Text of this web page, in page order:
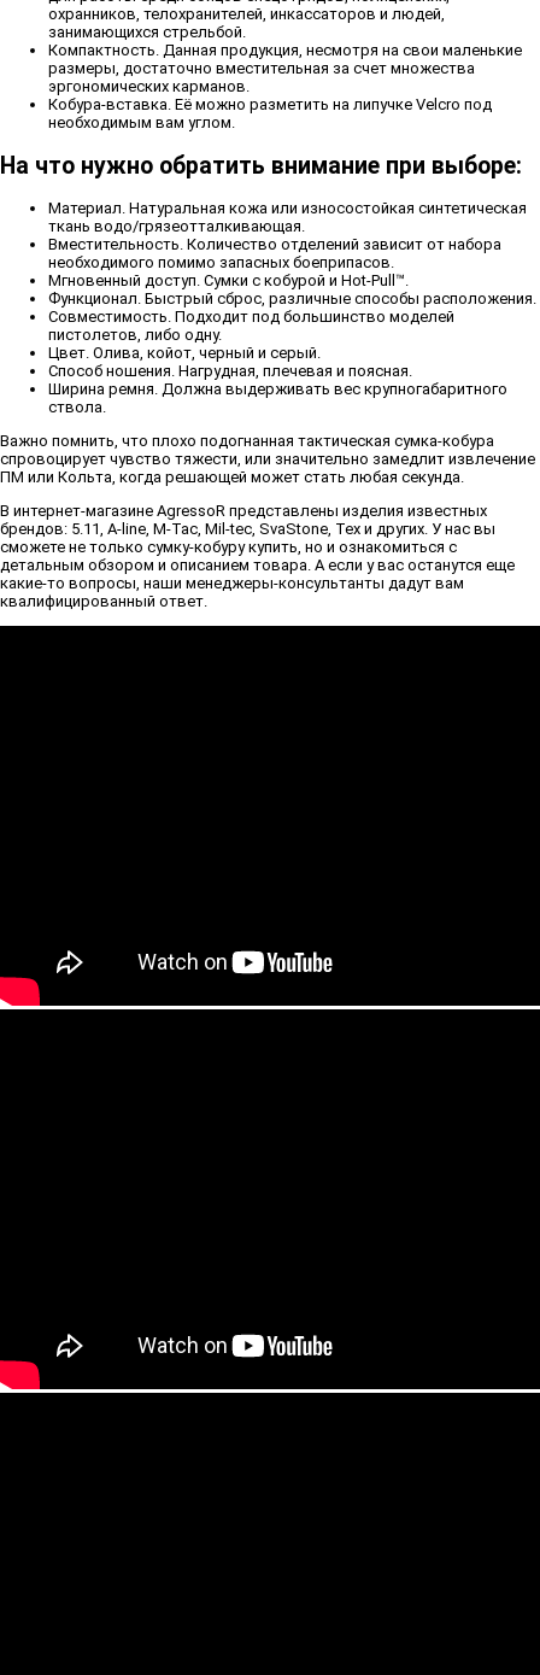
охранников, телохранителей, инкассаторов и людей,
занимающихся стрельбой.
Компактность. Данная продукция, несмотря на свои маленькие
размеры, достаточно вместительная за счет множества
эргономических карманов.
Кобура-вставка. Её можно разметить на липучке Velcro под
необходимым вам углом.
На что нужно обратить внимание при выборе:
Материал. Натуральная кожа или износостойкая синтетическая
ткань водо/грязеотталкивающая.
Вместительность. Количество отделений зависит от набора
необходимого помимо запасных боеприпасов.
Мгновенный доступ. Сумки с кобурой и Hot-Pull™.
Функционал. Быстрый сброс, различные способы расположения.
Совместимость. Подходит под большинство моделей
пистолетов, либо одну.
Цвет. Олива, койот, черный и серый.
Способ ношения. Нагрудная, плечевая и поясная.
Ширина ремня. Должна выдерживать вес крупногабаритного
ствола.
Важно помнить, что плохо подогнанная тактическая сумка-кобура
спровоцирует чувство тяжести, или значительно замедлит извлечение
ПМ или Кольта, когда решающей может стать любая секунда.
В интернет-магазине AgressoR представлены изделия известных
брендов: 5.11, A-line, M-Tac, Mil-tec, SvaStone, Tex и других. У нас вы
сможете не только сумку-кобуру купить, но и ознакомиться с
детальным обзором и описанием товара. А если у вас останутся еще
какие-то вопросы, наши менеджеры-консультанты дадут вам
квалифицированный ответ.